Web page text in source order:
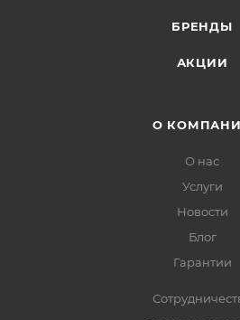
БРЕНДЫ
АКЦИИ
О
О нас
Услуги
Новости
Блог
Гарантии